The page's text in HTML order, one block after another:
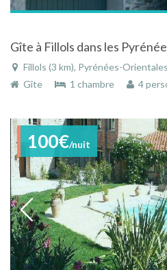
Gîte à Fillols dans les
Fillols (3 km), Pyrénées-Orientales,
Gîte
1 chambre 4
100€/nuit